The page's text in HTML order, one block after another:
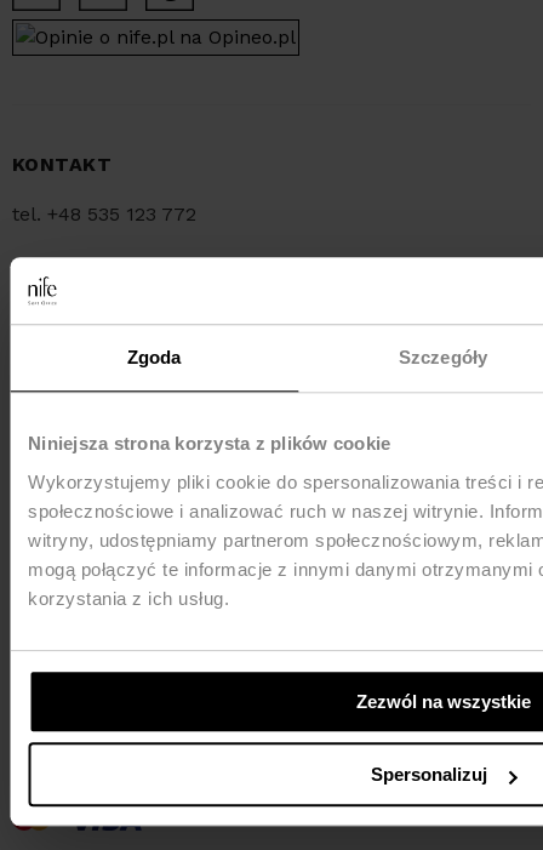
Zgoda Szczegóły
Niniejsza strona korzysta z plików cookie
Wykorzystujemy pliki cookie do spersonalizowania treści i
społecznościowe i analizować ruch w naszej witrynie.
witryny, udostępniamy partnerom społecznościowym,
mogą połączyć te informacje z innymi danymi
korzystania z ich usług.
Zezwól na wszystkie
Spersonalizuj
KONTAKT
tel. +48 535 123 772
tel. +48 34 321 30 55
e-mail:sklep@nife.pl
MEDIA e-mail:
WYSYŁKA
PŁATNOŚCI